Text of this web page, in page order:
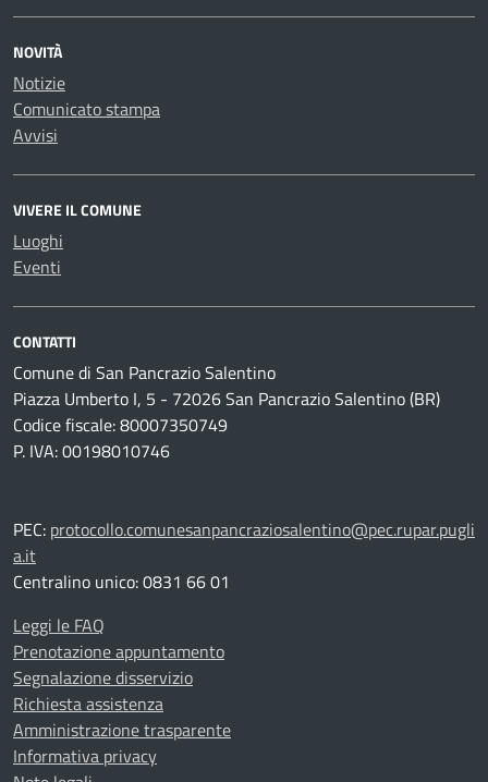
NOVITÀ
Notizie
Comunicato stampa
Avvisi
VIVERE IL COMUNE
Luoghi
Eventi
CONTATTI
Comune di San Pancrazio Salentino
Piazza Umberto I, 5 - 72026 San Pancrazio Salentino (BR)
Codice fiscale: 80007350749
P. IVA: 00198010746
PEC: protocollo.comunesanpancraziosalentino@pec.rupar.pugli
a.it
Centralino unico: 0831 66 01
Leggi le FAQ
Prenotazione appuntamento
Segnalazione disservizio
Richiesta assistenza
Amministrazione trasparente
Informativa privacy